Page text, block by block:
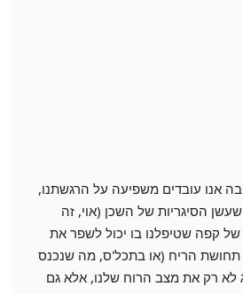
בה אנו עובדים משפיעה על הרגשתנו,
הסיגריות של השכן (אוי, זה
של קפה שטיפלנו בו יכול לשפר את
תחושת הריח (או בתכל'ס, מה שנכנס
לא רק את מצב הרוח שלנו, אלא גם